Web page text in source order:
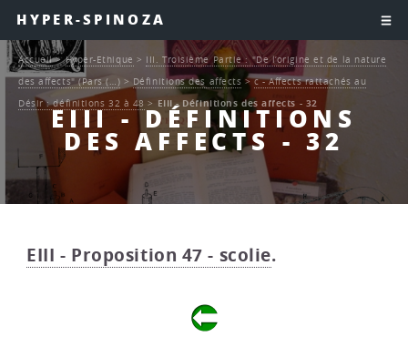
HYPER-SPINOZA
EIII - DÉFINITIONS
DES AFFECTS - 32
Accueil>Hyper-Ethique > III. Troisième Partie : "De l’origine et de la nature
des affects" (Pars (…) > Définitions des affects >c - Affects rattachés au
Désir : définitions 32 à 48 > EIII - Définitions des affects - 32
EIII - Proposition 47 - scolie.